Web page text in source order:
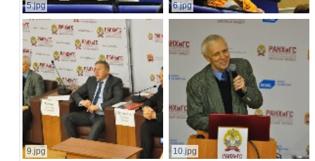
5.jpg 6.jpg
9.jpg 10.jpg